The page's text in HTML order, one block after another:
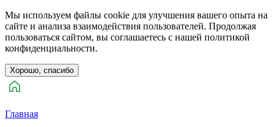
Мы используем файлы cookie для улучшения вашего опыта на
сайте и анализа взаимодействия пользователей. Продолжая
пользоваться сайтом, вы соглашаетесь с нашей политикой
конфиденциальности.
Хорошо, спасибо
Главная